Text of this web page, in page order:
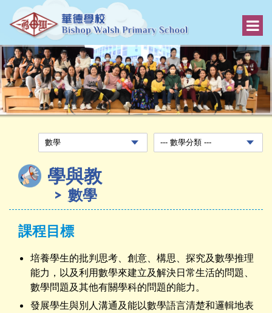
學與教
數學
課程目標
培養學生的批判思考、創意、構思、探究及數學推理
能力，以及利用數學來建立及解決日常生活的問題、
數學問題及其他有關學科的問題的能力。
發展學生與別人溝通及能以數學語言清楚和邏輯地表